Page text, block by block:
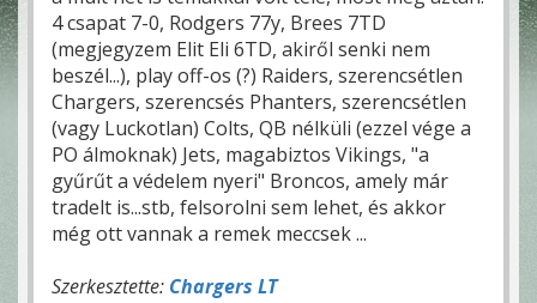
4 csapat 7-0, Rodgers 77y, Brees 7TD
(megjegyzem Elit Eli 6TD, akiről senki nem
beszél...), play off-os (?) Raiders, szerencsétlen
Chargers, szerencsés Phanters, szerencsétlen
(vagy Luckotlan) Colts, QB nélküli (ezzel vége a
PO álmoknak) Jets, magabiztos Vikings, "a
gyűrűt a védelem nyeri" Broncos, amely már
tradelt is...stb, felsorolni sem lehet, és akkor
még ott vannak a remek meccsek ...
Szerkesztette: Chargers LT